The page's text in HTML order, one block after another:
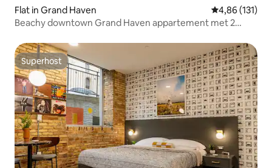
Flat in Grand Haven Gemiddelde
4,86 (131)
Beachy downtown Grand Haven appartement met 2
Superhost
Superhost